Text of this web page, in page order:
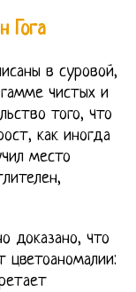
Гога
в суровой,
чистых и
того, что
как иногда
место
доказано, что
цветоаномалии: